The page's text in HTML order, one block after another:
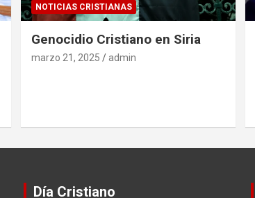
NOTICIAS CRISTIANAS
Genocidio Cristiano en Siria
marzo 21, 2025 admin
Día Cristiano